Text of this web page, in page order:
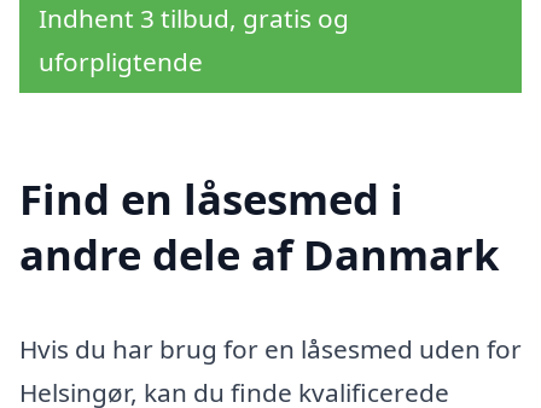
Indhent 3 tilbud, gratis og
uforpligtende
Find en låsesmed i
andre dele af Danmark
Hvis du har brug for en låsesmed uden for
Helsingør, kan du finde kvalificerede